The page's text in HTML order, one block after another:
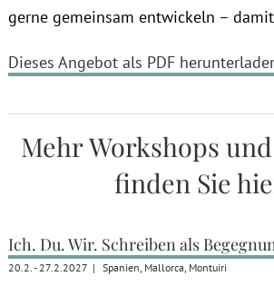
gerne gemeinsam entwickeln –
Dieses Angebot als PDF
Mehr
finden Sie
Ich. Du. Wir. Schreiben als
20.2. - 27.2.2027 | Spanien, Mallorca, Montuiri